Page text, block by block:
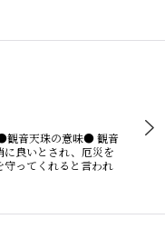
音天珠の意味● 観音
良いとされ、厄災を
ってくれると言われ